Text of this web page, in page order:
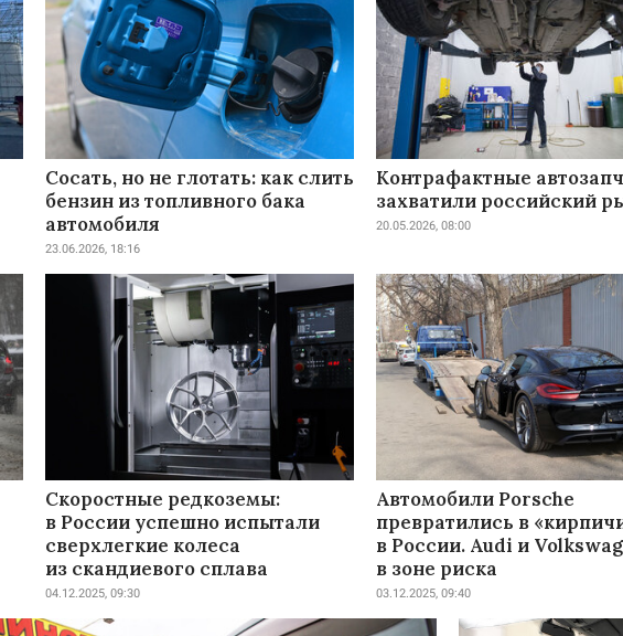
Сосать, но не глотать: как слить
бензин из топливного бака
автомобиля
23.06.2026, 18:16
Контрафактные
захватили российский
20.05.2026, 08:00
Скоростные редкоземы:
в России успешно испытали
сверхлегкие колеса
из скандиевого сплава
04.12.2025, 09:30
Автомобили Porsche
превратились в
в России. Audi и
в зоне риска
03.12.2025, 09:40